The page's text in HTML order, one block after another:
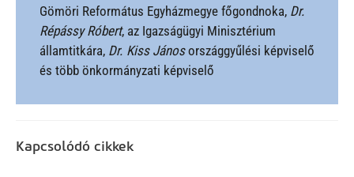
Gömöri Református Egyházmegye főgondnoka, Dr.
Répássy Róbert, az Igazságügyi Minisztérium
államtitkára, Dr. Kiss Jánosországgyűlési képviselő
és több önkormányzati képviselő
Kapcsolódó cikkek